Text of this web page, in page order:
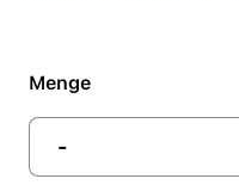
Menge
-